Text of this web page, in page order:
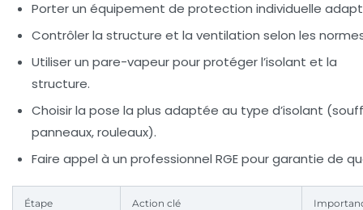
Porter un équipement de protection individuelle
Contrôler la structure et la ventilation selon les
Utiliser un pare-vapeur pour protéger l’isolant et la
structure.
Choisir la pose la plus adaptée au type d’isolant
panneaux, rouleaux).
Faire appel à un professionnel RGE pour garantie de
Étape Action clé